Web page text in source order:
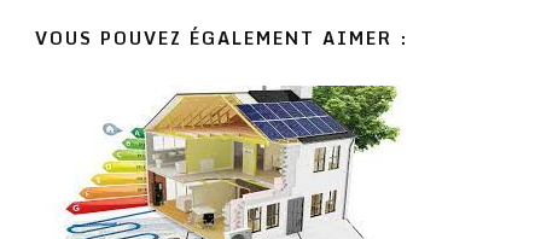
VOUS POUVEZ ÉGALEMENT AIMER :